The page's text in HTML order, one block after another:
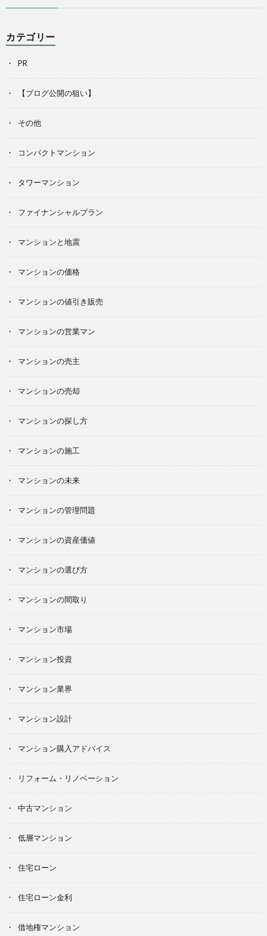
カテゴリー
PR
【ブログ公開の狙い】
その他
コンパクトマンション
タワーマンション
ファイナンシャルプラン
マンションと地震
マンションの価格
マンションの値引き販売
マンションの営業マン
マンションの売主
マンションの売却
マンションの探し方
マンションの施工
マンションの未来
マンションの管理問題
マンションの資産価値
マンションの選び方
マンションの間取り
マンション市場
マンション投資
マンション業界
マンション設計
マンション購入アドバイス
リフォーム・リノベーション
中古マンション
低層マンション
住宅ローン
住宅ローン金利
借地権マンション